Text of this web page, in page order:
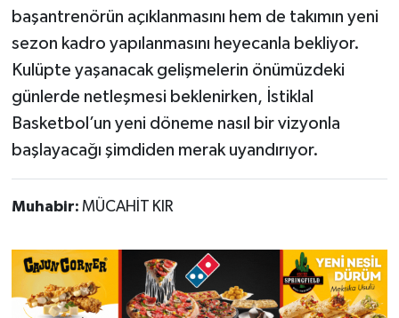
başantrenörün açıklanmasını hem de takımın yeni
sezon kadro yapılanmasını heyecanla bekliyor.
Kulüpte yaşanacak gelişmelerin önümüzdeki
günlerde netleşmesi beklenirken, İstiklal
Basketbol’un yeni döneme nasıl bir vizyonla
başlayacağı şimdiden merak uyandırıyor.
Muhabir: MÜCAHİT KIR